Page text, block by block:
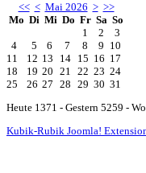
<< < Mai 2026 > >>
Mo Di Mi Do Fr Sa So
1
2
3
4
5 6 7 8 9 10
11
12 13 14 15 16 17
18
19 20 21 22 23 24
25
26 27 28 29 30 31
Heute 1371 - Gestern 5259 -
Kubik-Rubik Joomla!